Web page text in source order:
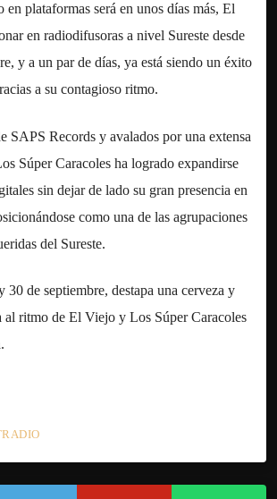
plataformas será en unos días más, El
en radiodifusoras a nivel Sureste desde
y a un par de días, ya está siendo un éxito
a su contagioso ritmo.
SAPS Records y avalados por una extensa
Súper Caracoles ha logrado expandirse
sin dejar de lado su gran presencia en
como una de las agrupaciones
del Sureste.
30 de septiembre, destapa una cerveza y
ritmo de El Viejo y Los Súper Caracoles